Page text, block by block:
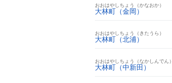
おおはやしちょう（かなおか）
大林町（金岡）
おおはやしちょう（きたうら）
大林町（北浦）
おおはやしちょう（なかしんでん）
大林町（中新田）